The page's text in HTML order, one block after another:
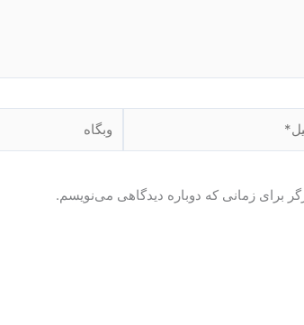
برای زمانی که دوباره دیدگاهی می‌نویسم.